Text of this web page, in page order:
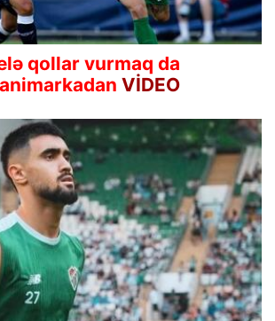
qollar vurmaq da
VİDEO